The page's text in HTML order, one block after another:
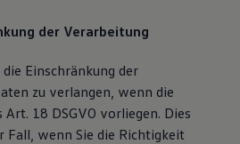
der Verarbeitung
Einschränkung der
zu verlangen, wenn die
Art. 18 DSGVO vorliegen. Dies
Fall, wenn Sie die Richtigkeit